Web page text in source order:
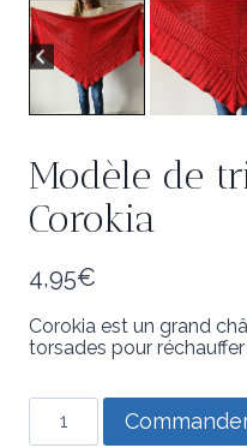
Modèle de
Corokia
4,95€
Corokia est un grand
torsades pour
quantité